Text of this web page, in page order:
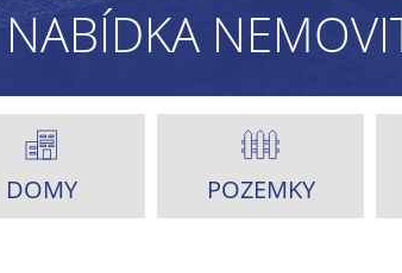
NABÍDKA
DOMY POZEMKY